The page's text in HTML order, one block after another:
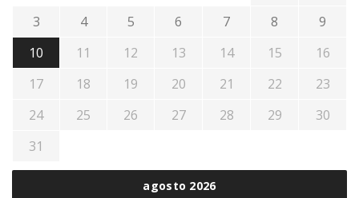
agosto 2026
3
4 5 6 7 8
9
10
11 12 13 14 15
16
17
18 19 20 21 22
23
24
25 26 27 28 29
30
31